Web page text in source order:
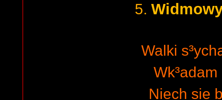
5.
Walki
Wk³adam
Niech sie